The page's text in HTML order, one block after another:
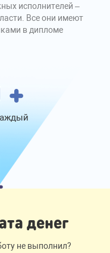
исполнителей –
Все они имеют
в дипломе
денег
не выполнил?